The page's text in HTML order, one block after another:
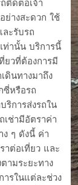
ติดต่อเจ้า
ย่างสะดวก ใช้
ะรับรถ
ท่านั้น บริการนี้
ยวที่ต้องการมี
ดินทางมาถึง
ซี่หรือรถ
ริการส่งรถใน
เช่ามีอัตราค่า
ๆ ดังนี้ ค่า
าต่อเที่ยว และ
ามระยะทาง
ารในแต่ละช่วง